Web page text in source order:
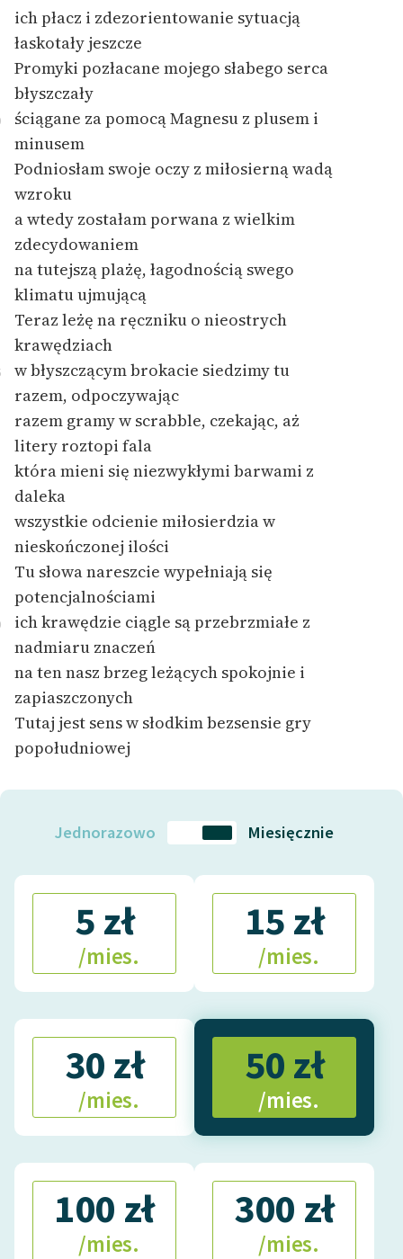
ich płacz i zdezorientowanie sytuacją
łaskotały jeszcze
Promyki pozłacane mojego słabego serca
błyszczały
ściągane za pomocą Magnesu z plusem i
minusem
Podniosłam swoje oczy z miłosierną wadą
wzroku
a wtedy zostałam porwana z wielkim
zdecydowaniem
na tutejszą plażę, łagodnością swego
klimatu ujmującą
Teraz leżę na ręczniku o nieostrych
krawędziach
w błyszczącym brokacie siedzimy tu
razem, odpoczywając
razem gramy w scrabble, czekając, aż
litery roztopi fala
która mieni się niezwykłymi barwami z
daleka
wszystkie odcienie miłosierdzia w
nieskończonej ilości
Tu słowa nareszcie wypełniają się
potencjalnościami
ich krawędzie ciągle są przebrzmiałe z
nadmiaru znaczeń
na ten nasz brzeg leżących spokojnie i
zapiaszczonych
Tutaj jest sens w słodkim bezsensie gry
popołudniowej
Jednorazowo Miesięcznie
5 zł
/mies.
15 zł
/mies.
30 zł
/mies.
50 zł
/mies.
100 zł
/mies.
300 zł
/mies.